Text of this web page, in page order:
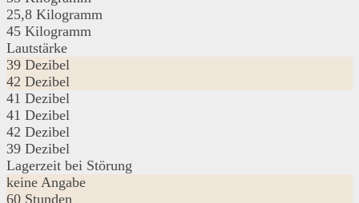
25,8 Kilogramm
45 Kilogramm
Lautstärke
39 Dezibel
42 Dezibel
41 Dezibel
41 Dezibel
42 Dezibel
39 Dezibel
Lagerzeit bei Störung
keine Angabe
60 Stunden